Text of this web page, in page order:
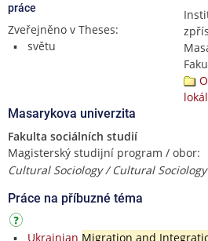
práce
Zveřejněno v Theses:
světu
Masarykova univerzita
Fakulta sociálních studií
Magisterský studijní program / obor:
Cultural Sociology / Cultural Sociology
Práce na příbuzné téma
Ukrainian Migration and